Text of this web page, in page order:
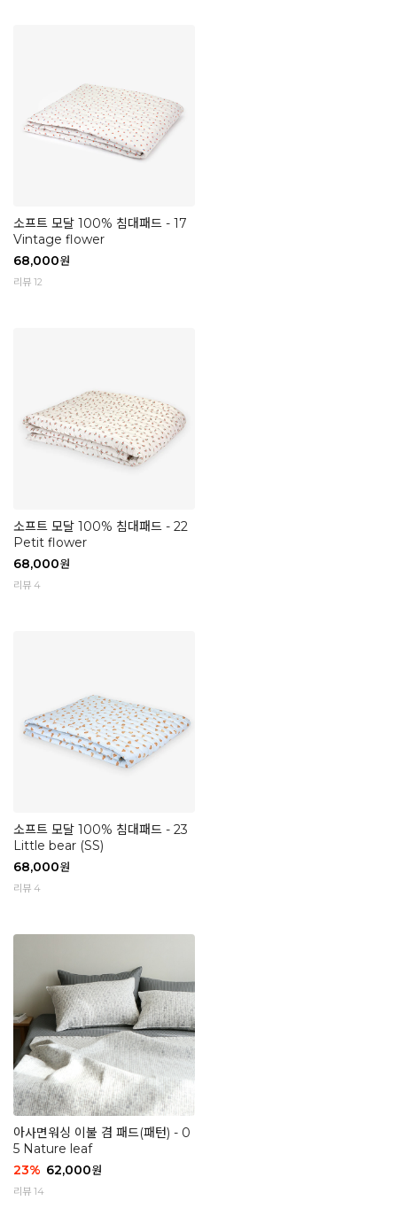
소프트 모달 100% 침대패드 - 17
Vintage flower
68,000원
리뷰 12
소프트 모달 100% 침대패드 - 22
Petit flower
68,000원
리뷰 4
소프트 모달 100% 침대패드 - 23
Little bear (SS)
68,000원
리뷰 4
아사면워싱 이불 겸 패드(패턴) - 0
5 Nature leaf
23% 62,000원
리뷰 14